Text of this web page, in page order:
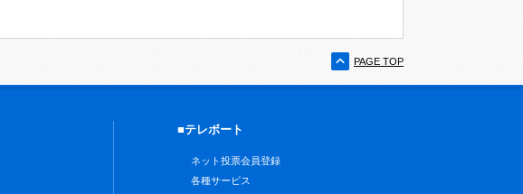
PAGE TOP
■テレボート
ネット投票会員登録
各種サービス